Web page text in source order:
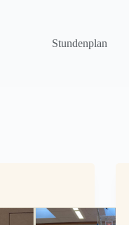
Stundenplan